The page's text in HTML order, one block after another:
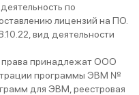
по
лицензий на ПО.
вид деятельности
принадлежат ООО
программы ЭВМ №
для ЭВМ, реестровая